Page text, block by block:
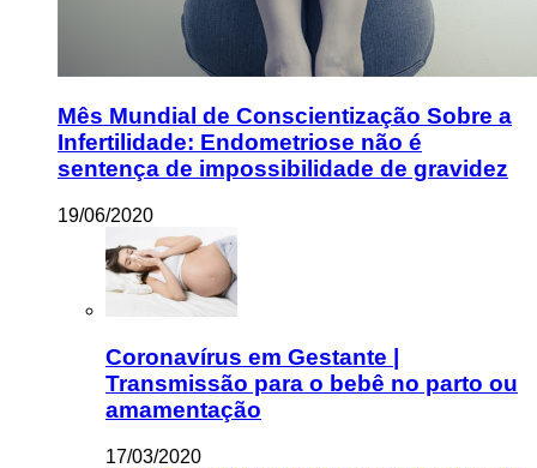
Mês Mundial de Conscientização Sobre a
Infertilidade: Endometriose não é
sentença de impossibilidade de gravidez
19/06/2020
Coronavírus em Gestante |
Transmissão para o bebê no parto ou
amamentação
17/03/2020